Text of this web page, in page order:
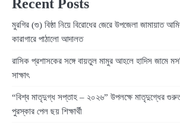
Recent Posts
মুরগির (গু) বিষ্ঠা নিয়ে বিরোধের জেরে উপজেলা জামায়াত
কারাগারে পাঠালো আদালত
রাসিক প্রশাসকের সঙ্গে বায়তুল মামুর আহলে হাদিস জামে
সাক্ষাৎ
“বিশ্ব মাতৃদুগ্ধ সপ্তাহ – ২০২৬” উপলক্ষে মাতৃদুগ্ধের
পুরস্কার পেল ছয় শিক্ষার্থী